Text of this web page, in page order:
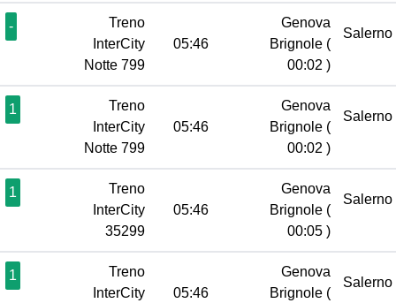
-
Treno
InterCity
Notte 799
05:46
Genova
Brignole (
00:02 )
Salerno
1
Treno
InterCity
Notte 799
05:46
Genova
Brignole (
00:02 )
Salerno
1
Treno
InterCity
35299
05:46
Genova
Brignole (
00:05 )
Salerno
1
Treno
InterCity
05:46
Genova
Brignole (
Salerno